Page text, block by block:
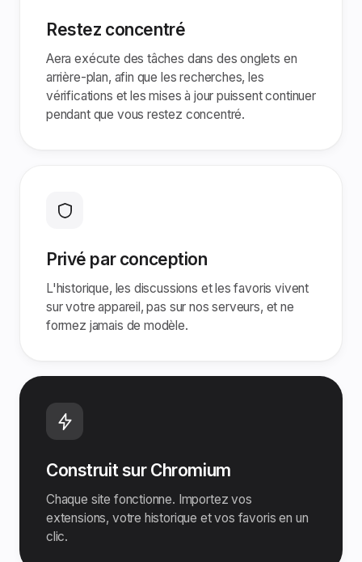
Restez concentré
Aera exécute des tâches dans des onglets en
arrière-plan, afin que les recherches, les
vérifications et les mises à jour puissent continuer
pendant que vous restez concentré.
Privé par conception
L'historique, les discussions et les favoris vivent
sur votre appareil, pas sur nos serveurs, et ne
formez jamais de modèle.
Construit sur Chromium
Chaque site fonctionne. Importez vos
extensions, votre historique et vos favoris en un
clic.